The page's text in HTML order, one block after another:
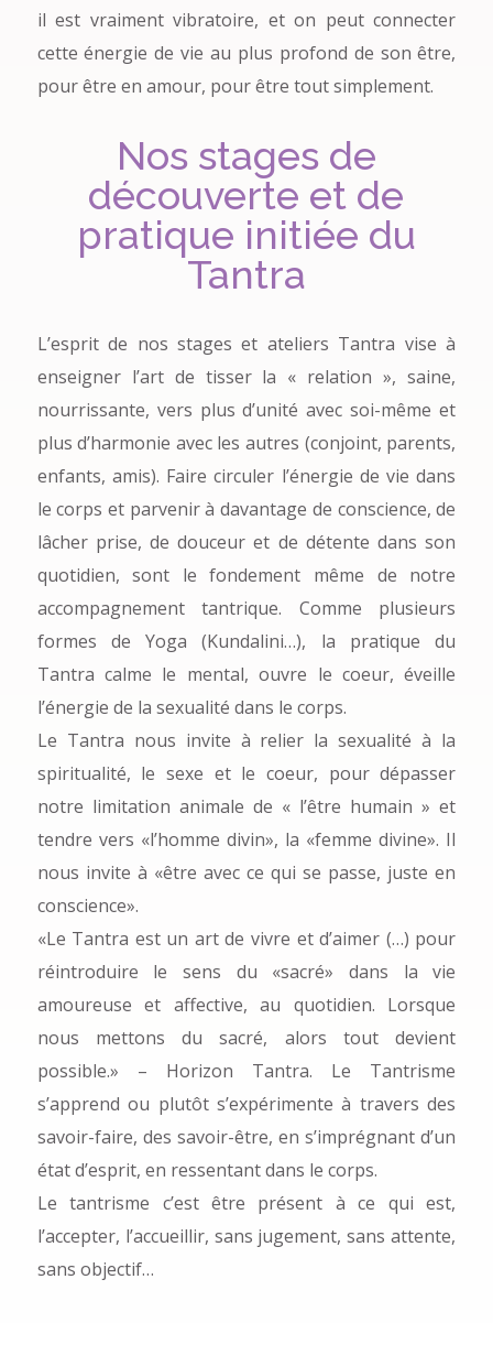
il est vraiment vibratoire, et on peut connecter
cette énergie de vie au plus profond de son être,
pour être en amour, pour être tout simplement.
Nos stages de
découverte et de
pratique initiée du
Tantra
L’esprit de nos stages et ateliers Tantra vise à
enseigner l’art de tisser la « relation », saine,
nourrissante, vers plus d’unité avec soi-même et
plus d’harmonie avec les autres (conjoint, parents,
enfants, amis). Faire circuler l’énergie de vie dans
le corps et parvenir à davantage de conscience, de
lâcher prise, de douceur et de détente dans son
quotidien, sont le fondement même de notre
accompagnement tantrique. Comme plusieurs
formes de Yoga (Kundalini…), la pratique du
Tantra calme le mental, ouvre le coeur, éveille
l’énergie de la sexualité dans le corps.
Le Tantra nous invite à relier la sexualité à la
spiritualité, le sexe et le coeur, pour dépasser
notre limitation animale de « l’être humain » et
tendre vers «l’homme divin», la «femme divine». Il
nous invite à «être avec ce qui se passe, juste en
conscience».
«Le Tantra est un art de vivre et d’aimer (…) pour
réintroduire le sens du «sacré» dans la vie
amoureuse et affective, au quotidien. Lorsque
nous mettons du sacré, alors tout devient
possible.» – Horizon Tantra. Le Tantrisme
s’apprend ou plutôt s’expérimente à travers des
savoir-faire, des savoir-être, en s’imprégnant d’un
état d’esprit, en ressentant dans le corps.
Le tantrisme c’est être présent à ce qui est,
l’accepter, l’accueillir, sans jugement, sans attente,
sans objectif…